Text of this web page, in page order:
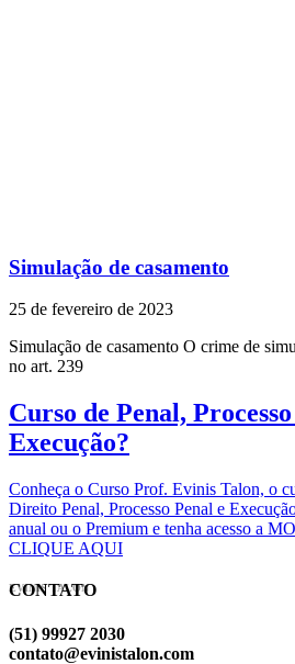
Simulação de casamento
25 de fevereiro de 2023
Simulação de casamento O crime de
no art. 239
Curso de Penal,
Execução?
Conheça o Curso Prof. Evinis Talon, o
Direito Penal, Processo Penal e
anual ou o Premium e tenha acesso a
CLIQUE AQUI
EVINIS TALON
CONTATO
(51) 99927 2030
contato@evinistalon.com